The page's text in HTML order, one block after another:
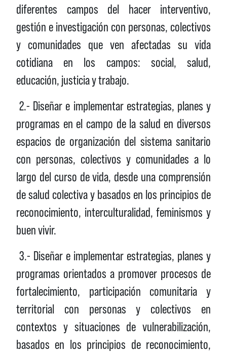
diferentes campos del hacer interventivo,
gestión e investigación con personas, colectivos
y comunidades que ven afectadas su vida
cotidiana en los campos: social, salud,
educación, justicia y trabajo.
2.- Diseñar e implementar estrategias, planes y
programas en el campo de la salud en diversos
espacios de organización del sistema sanitario
con personas, colectivos y comunidades a lo
largo del curso de vida, desde una comprensión
de salud colectiva y basados en los principios de
reconocimiento, interculturalidad, feminismos y
buen vivir.
3.- Diseñar e implementar estrategias, planes y
programas orientados a promover procesos de
fortalecimiento, participación comunitaria y
territorial con personas y colectivos en
contextos y situaciones de vulnerabilización,
basados en los principios de reconocimiento,